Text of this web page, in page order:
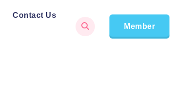
Contact Us
Member